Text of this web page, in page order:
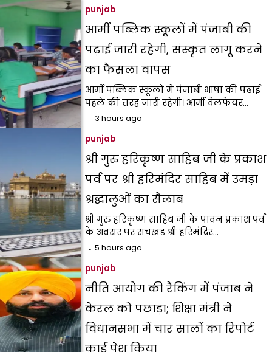
punjab
आर्मी पब्लिक स्कूलों में पंजाबी की
पढ़ाई जारी रहेगी, संस्कृत लागू करने
का फैसला वापस
आर्मी पब्लिक स्कूलों में पंजाबी भाषा की पढ़ाई
पहले की तरह जारी रहेगी। आर्मी वेलफेयर…
3 hours ago
punjab
श्री गुरु हरिकृष्ण साहिब जी के प्रकाश
पर्व पर श्री हरिमंदिर साहिब में उमड़ा
श्रद्धालुओं का सैलाब
श्री गुरु हरिकृष्ण साहिब जी के पावन प्रकाश पर्व
के अवसर पर सचखंड श्री हरिमंदिर…
5 hours ago
punjab
नीति आयोग की रैंकिंग में पंजाब ने
केरल को पछाड़ा; शिक्षा मंत्री ने
विधानसभा में चार सालों का रिपोर्ट
कार्ड पेश किया